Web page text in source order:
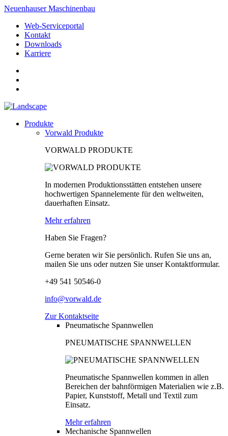
Neuenhauser Maschinenbau
Web-Serviceportal
Kontakt
Downloads
Karriere
Produkte
Vorwald Produkte
VORWALD PRODUKTE
In modernen Produktionsstätten entstehen unsere
hochwertigen Spannelemente für den weltweiten,
dauerhaften Einsatz.
Mehr erfahren
Haben Sie Fragen?
Gerne beraten wir Sie persönlich. Rufen Sie uns an,
mailen Sie uns oder nutzen Sie unser Kontaktformular.
+49 541 50546-0
info@vorwald.de
Zur Kontaktseite
Pneumatische Spannwellen
PNEUMATISCHE SPANNWELLEN
Pneumatische Spannwellen kommen in allen
Bereichen der bahnförmigen Materialien wie z.B.
Papier, Kunststoff, Metall und Textil zum
Einsatz.
Mehr erfahren
Mechanische Spannwellen